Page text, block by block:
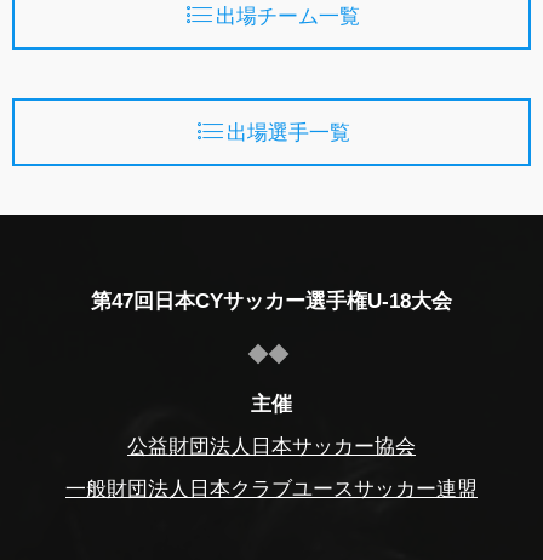
出場チーム一覧
出場選手一覧
第47回日本CYサッカー選手権U-18大会
主催
公益財団法人日本サッカー協会
一般財団法人日本クラブユースサッカー連盟